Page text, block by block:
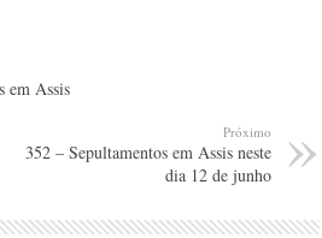
em Assis
Próximo
352 – Sepultamentos em Assis neste
dia 12 de junho